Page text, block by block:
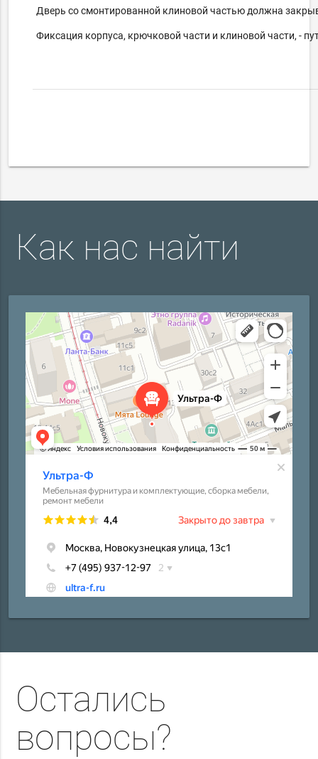
Дверь со смонтированной клиновой частью должна
Фиксация корпуса, крючковой части и клиновой части, -
Как нас найти
Остались
вопросы?